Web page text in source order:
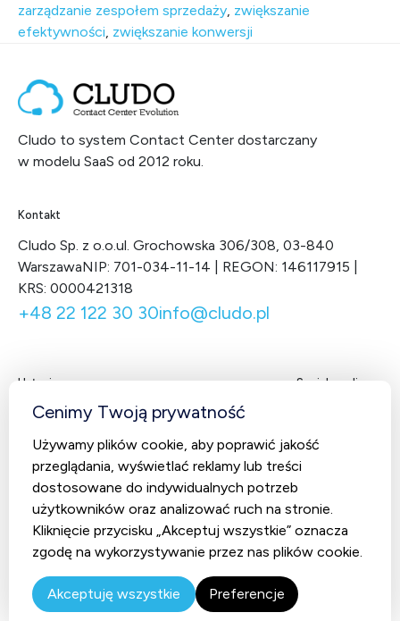
zarządzanie zespołem sprzedaży, zwiększanie
efektywności, zwiększanie konwersji
Cludo to system Contact Center dostarczany
w modelu SaaS od 2012 roku.
Kontakt
Cludo Sp. z o.o.ul. Grochowska 306/308, 03-840
WarszawaNIP: 701-034-11-14 | REGON: 146117915 |
KRS: 0000421318
+48 22 122 30 30info@cludo.pl
Usługi
Contact Center
CludoCRM
Telekomunikacja
AI Studio – Sztuczna inteligencja
Social media
prywatności
Realizacja ProstaLinia
Cenimy Twoją prywatność
Używamy plików cookie, aby poprawić jakość
przeglądania, wyświetlać reklamy lub treści
dostosowane do indywidualnych potrzeb
użytkowników oraz analizować ruch na stronie.
Kliknięcie przycisku „Akceptuj wszystkie” oznacza
zgodę na wykorzystywanie przez nas plików cookie.
Akceptuję wszystkie Preferencje